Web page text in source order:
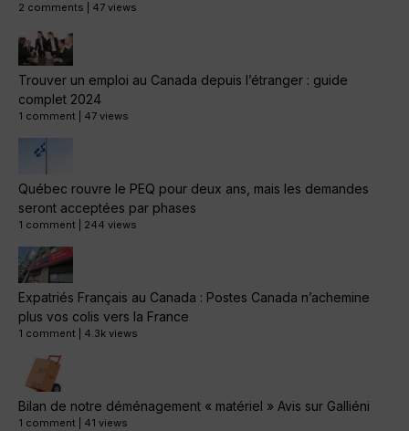
2 comments 47 views
Trouver un emploi au Canada depuis l’étranger : guide
complet 2024
1 comment 47 views
Québec rouvre le PEQ pour deux ans, mais les demandes
seront acceptées par phases
1 comment 244 views
Expatriés Français au Canada : Postes Canada n’achemine
plus vos colis vers la France
1 comment 4.3k views
Bilan de notre déménagement « matériel » Avis sur Galliéni
1 comment 41 views